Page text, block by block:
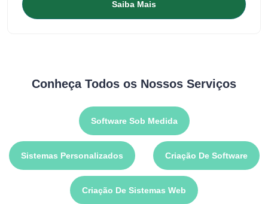
Saiba Mais
Conheça Todos os Nossos Serviços
Software Sob Medida
Sistemas Personalizados Criação De Software
Criação De Sistemas Web